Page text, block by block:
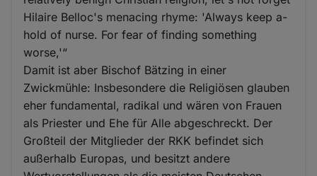
Hilaire Belloc's menacing rhyme: 'Always keep a-
hold of nurse. For fear of finding something
worse,'“
Damit ist aber Bischof Bätzing in einer
Zwickmühle: Insbesondere die Religiösen glauben
eher fundamental, radikal und wären von Frauen
als Priester und Ehe für Alle abgeschreckt. Der
Großteil der Mitglieder der RKK befindet sich
außerhalb Europas, und besitzt andere